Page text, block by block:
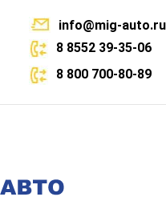
info@mig-auto.ru
8 8552 39-35-06
8 800 700-80-89